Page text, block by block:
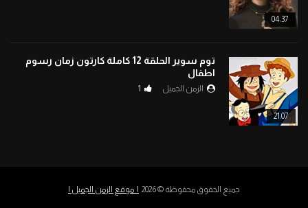
04:37
21:07
توم سوير الحلقة 12 كاملة كارتون زمان رسوم
اطفال
الزمن الجميل 1
جميع الحقوق محفوظة © 2026 | موقع الزمن الجميل |